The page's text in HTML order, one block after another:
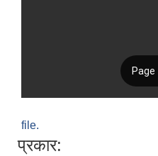
file.
प्रकार: